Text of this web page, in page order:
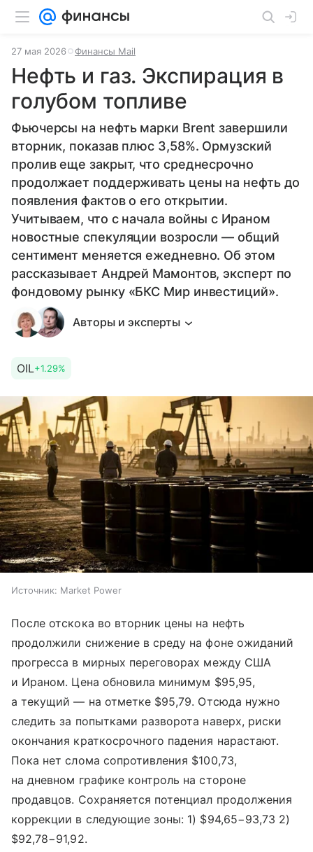
27 мая 2026 Финансы Mail
Нефть и газ. Экспирация в
голубом топливе
Фьючерсы на нефть марки Brent завершили
вторник, показав плюс 3,58%. Ормузский
пролив еще закрыт, что среднесрочно
продолжает поддерживать цены на нефть до
появления фактов о его открытии.
Учитываем, что с начала войны с Ираном
новостные спекуляции возросли — общий
сентимент меняется ежедневно. Об этом
рассказывает Андрей Мамонтов, эксперт по
фондовому рынку «БКС Мир инвестиций».
Авторы и эксперты
OIL+1.29%
Источник: Market Power
После отскока во вторник цены на нефть
продолжили снижение в среду на фоне ожиданий
прогресса в мирных переговорах между США
и Ираном. Цена обновила минимум $95,95,
а текущий — на отметке $95,79. Отсюда нужно
следить за попытками разворота наверх, риски
окончания краткосрочного падения нарастают.
Пока нет слома сопротивления $100,73,
на дневном графике контроль на стороне
продавцов. Сохраняется потенциал продолжения
коррекции в следующие зоны: 1) $94,65−93,73 2)
$92,78−91,92.